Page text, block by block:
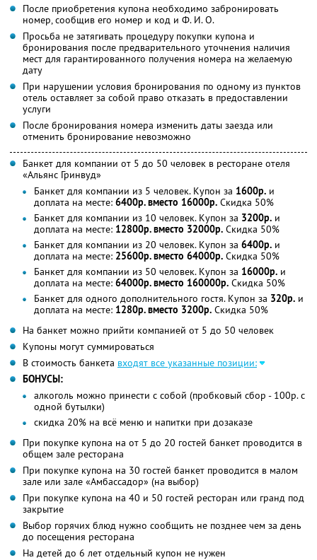
После приобретения купона необходимо забронировать
номер, сообщив его номер и код и Ф. И. О.
Просьба не затягивать процедуру покупки купона и
бронирования после предварительного уточнения наличия
мест для гарантированного получения номера на желаемую
дату
При нарушении условия бронирования по одному из пунктов
отель оставляет за собой право отказать в предоставлении
услуги
После бронирования номера изменить даты заезда или
отменить бронирование невозможно
Банкет для компании от 5 до 50 человек в ресторане отеля
«Альянс Гринвуд»
Банкет для компании из 5 человек. Купон за 1600р. и
доплата на месте: 6400р. вместо 16000р. Скидка 50%
Банкет для компании из 10 человек. Купон за 3200р. и
доплата на месте: 12800р. вместо 32000р. Скидка 50%
Банкет для компании из 20 человек. Купон за 6400р. и
доплата на месте: 25600р. вместо 64000р. Скидка 50%
Банкет для компании из 50 человек. Купон за 16000р. и
доплата на месте: 64000р. вместо 160000р. Скидка 50%
Банкет для одного дополнительного гостя. Купон за 320р. и
доплата на месте: 1280р. вместо 3200р. Скидка 50%
На банкет можно прийти компанией от 5 до 50 человек
Купоны могут суммироваться
В стоимость банкета входят все указанные позиции:
БОНУСЫ:
алкоголь можно принести с собой (пробковый сбор - 100р. с
одной бутылки)
скидка 20% на всё меню и напитки при дозаказе
При покупке купона на от 5 до 20 гостей банкет проводится в
общем зале ресторана
При покупке купона на 30 гостей банкет проводится в малом
зале или зале «Амбассадор» (на выбор)
При покупке купона на 40 и 50 гостей ресторан или гранд под
закрытие
Выбор горячих блюд нужно сообщить не позднее чем за день
до посещения ресторана
На детей до 6 лет отдельный купон не нужен